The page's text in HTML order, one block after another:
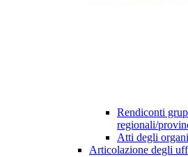
Rendiconti
regionali/
Atti degli
Articolazione degli